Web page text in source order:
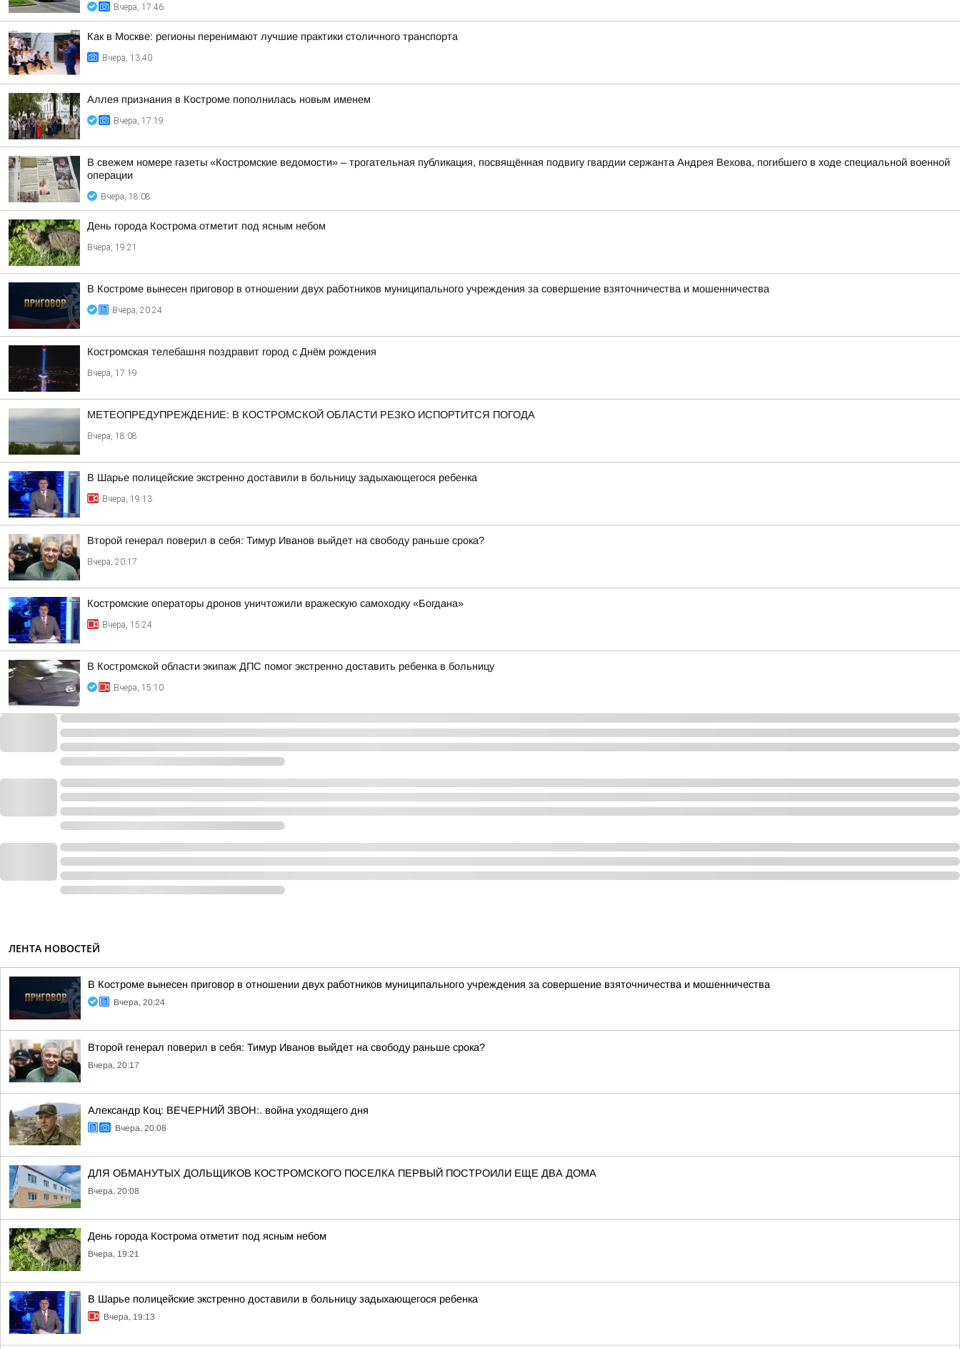
Вчера, 17:46
Как в Москве: регионы перенимают лучшие практики столичного транспорта
Вчера, 13:40
Аллея признания в Костроме пополнилась новым именем
Вчера, 17:19
В свежем номере газеты «Костромские ведомости» – трогательная публикация, посвящённая подвигу гвардии сержанта Андрея Вехова, погибшего в ходе специальной военной
операции
Вчера, 18:08
День города Кострома отметит под ясным небом
Вчера, 19:21
В Костроме вынесен приговор в отношении двух работников муниципального учреждения за совершение взяточничества и мошенничества
Вчера, 20:24
Костромская телебашня поздравит город с Днём рождения
Вчера, 17:19
МЕТЕОПРЕДУПРЕЖДЕНИЕ: В КОСТРОМСКОЙ ОБЛАСТИ РЕЗКО ИСПОРТИТСЯ ПОГОДА
Вчера, 18:08
В Шарье полицейские экстренно доставили в больницу задыхающегося ребенка
Вчера, 19:13
Второй генерал поверил в себя: Тимур Иванов выйдет на свободу раньше срока?
Вчера, 20:17
Костромские операторы дронов уничтожили вражескую самоходку «Богдана»
Вчера, 15:24
В Костромской области экипаж ДПС помог экстренно доставить ребенка в больницу
Вчера, 15:10
ЛЕНТА НОВОСТЕЙ
В Костроме вынесен приговор в отношении двух работников муниципального учреждения за совершение взяточничества и мошенничества
Вчера, 20:24
Второй генерал поверил в себя: Тимур Иванов выйдет на свободу раньше срока?
Вчера, 20:17
Александр Коц: ВЕЧЕРНИЙ ЗВОН:. война уходящего дня
Вчера, 20:08
ДЛЯ ОБМАНУТЫХ ДОЛЬЩИКОВ КОСТРОМСКОГО ПОСЕЛКА ПЕРВЫЙ ПОСТРОИЛИ ЕЩЕ ДВА ДОМА
Вчера, 20:08
День города Кострома отметит под ясным небом
Вчера, 19:21
В Шарье полицейские экстренно доставили в больницу задыхающегося ребенка
Вчера, 19:13